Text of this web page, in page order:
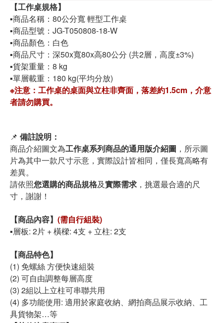
【工作桌規格】
▪️商品名稱：80公分寬 輕型工作桌
▪️商品型號：JG-T050808-18-W
▪️商品顏色：白色
▪️商品尺寸：深50x寬80x高80公分 (共2層，高度±3%)
▪️貨架重量：8 kg
▪️單層載重：180 kg(平均分放)
※注意：工作桌的桌面與立柱非齊面，落差約1.5cm，介意
者請勿購買。
📌 備註說明：
商品介紹圖文為工作桌系列商品的通用版介紹圖 ，所示圖
片為其中一款尺寸示意，實際設計皆相同，僅長寬高略有
差異。
請依照您選購的商品規格及實際需求 ，挑選最合適的尺
寸，謝謝！
【商品內容】 (需自行組裝)
▪️層板: 2片 + 橫樑: 4支 + 立柱: 2支
【商品特色】
(1) 免螺絲 方便快速組裝
(2) 可自由調整每層高度
(3) 2組以上立柱可串聯共用
(4) 多功能使用: 適用於家庭收納、網拍商品展示收納、工
具貨物架…等